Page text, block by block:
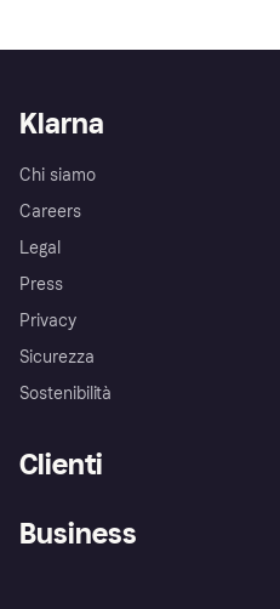
Klarna
Chi siamo
Careers
Legal
Press
Privacy
Sicurezza
Sostenibilità
Clienti
Business